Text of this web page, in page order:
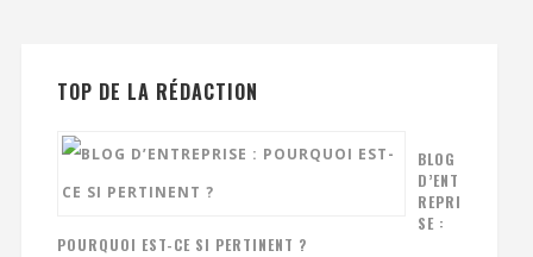
TOP DE LA RÉDACTION
BLOG
D’ENT
REPRI
SE :
POURQUOI EST-CE SI PERTINENT ?